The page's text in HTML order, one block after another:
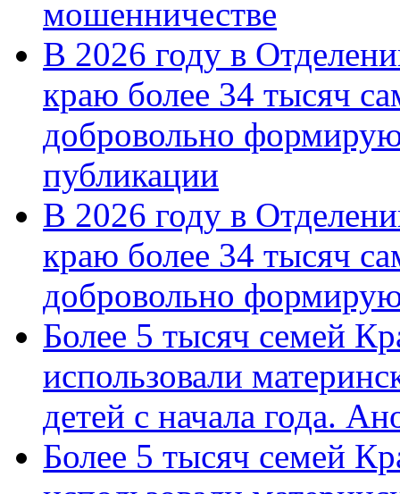
мошенничестве
В 2026 году в
краю более 34 тысяч
добровольно
публикации
В 2026 году в
краю более 34 тысяч
добровольно
Более 5 тысяч семей
использовали
детей с начала года.
Более 5 тысяч семей